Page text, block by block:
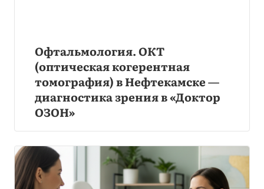
Офтальмология. ОКТ
(оптическая когерентная
томография) в Нефтекамске —
диагностика зрения в «Доктор
ОЗОН»